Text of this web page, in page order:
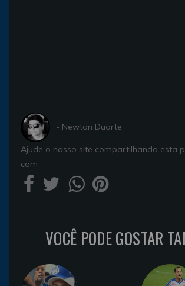
- Newton Duarte
Ajude o nosso site compartilhando esta
com
VOCÊ PODE GOSTAR